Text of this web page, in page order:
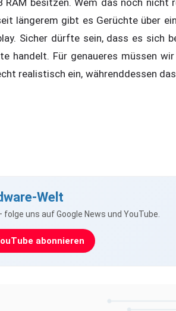
besitzen. Wem das noch nicht
längerem gibt es Gerüchte über
Sicher dürfte sein, dass es sich
handelt. Für genaueres müssen
realistisch ein, währenddessen
Welt
uns auf Google News und YouTube.
abonnieren